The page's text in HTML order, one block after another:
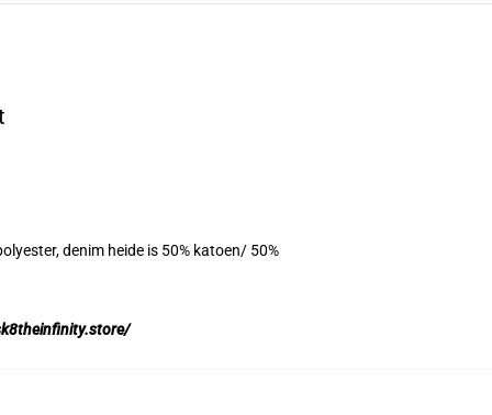
denim heide is 50% katoen/ 50%